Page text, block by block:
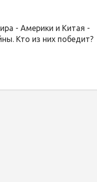
- Америки и Китая -
Кто из них победит?